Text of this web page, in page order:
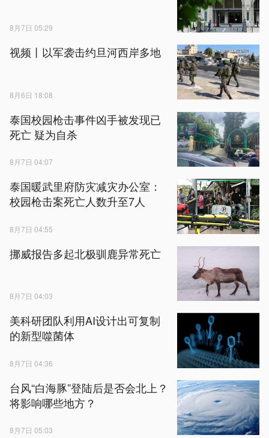
8月7日 05:29
视频丨以军袭击约旦河西岸多地
8月6日 18:08
泰国校园枪击事件凶手被发现已
死亡 疑为自杀
8月7日 04:07
泰国暖武里府防灾减灾办公室：
校园枪击案死亡人数升至7人
8月7日 04:55
挪威报告多起北极驯鹿异常死亡
8月7日 04:03
美科研团队利用AI设计出可复制
的新型噬菌体
8月7日 04:36
台风“白海豚”登陆后是否会北上？
将影响哪些地方？
8月7日 05:03